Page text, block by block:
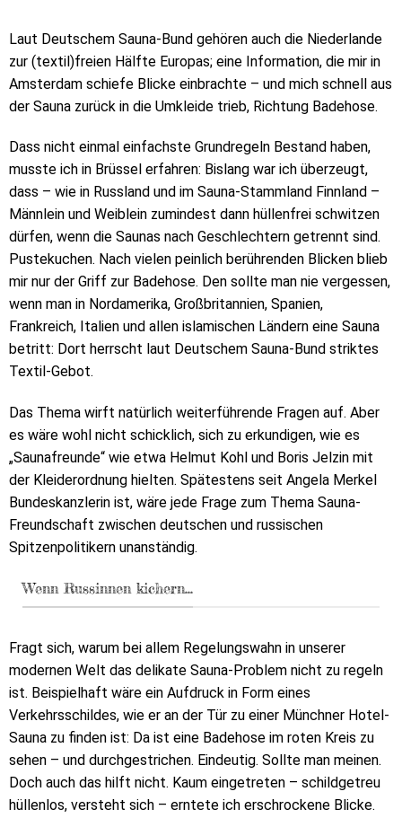
Laut Deutschem Sauna-Bund gehören auch die Niederlande
zur (textil)freien Hälfte Europas; eine Information, die mir in
Amsterdam schiefe Blicke einbrachte – und mich schnell aus
der Sauna zurück in die Umkleide trieb, Richtung Badehose.
Dass nicht einmal einfachste Grundregeln Bestand haben,
musste ich in Brüssel erfahren: Bislang war ich überzeugt,
dass – wie in Russland und im Sauna-Stammland Finnland –
Männlein und Weiblein zumindest dann hüllenfrei schwitzen
dürfen, wenn die Saunas nach Geschlechtern getrennt sind.
Pustekuchen. Nach vielen peinlich berührenden Blicken blieb
mir nur der Griff zur Badehose. Den sollte man nie vergessen,
wenn man in Nordamerika, Großbritannien, Spanien,
Frankreich, Italien und allen islamischen Ländern eine Sauna
betritt: Dort herrscht laut Deutschem Sauna-Bund striktes
Textil-Gebot.
Das Thema wirft natürlich weiterführende Fragen auf. Aber
es wäre wohl nicht schicklich, sich zu erkundigen, wie es
„Saunafreunde“ wie etwa Helmut Kohl und Boris Jelzin mit
der Kleiderordnung hielten. Spätestens seit Angela Merkel
Bundeskanzlerin ist, wäre jede Frage zum Thema Sauna-
Freundschaft zwischen deutschen und russischen
Spitzenpolitikern unanständig.
Wenn Russinnen kichern...
Fragt sich, warum bei allem Regelungswahn in unserer
modernen Welt das delikate Sauna-Problem nicht zu regeln
ist. Beispielhaft wäre ein Aufdruck in Form eines
Verkehrsschildes, wie er an der Tür zu einer Münchner Hotel-
Sauna zu finden ist: Da ist eine Badehose im roten Kreis zu
sehen – und durchgestrichen. Eindeutig. Sollte man meinen.
Doch auch das hilft nicht. Kaum eingetreten – schildgetreu
hüllenlos, versteht sich – erntete ich erschrockene Blicke.